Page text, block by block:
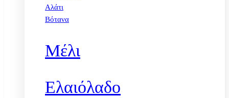
Αλάτι
Βότανα
Μέλι
Ελαιόλαδο